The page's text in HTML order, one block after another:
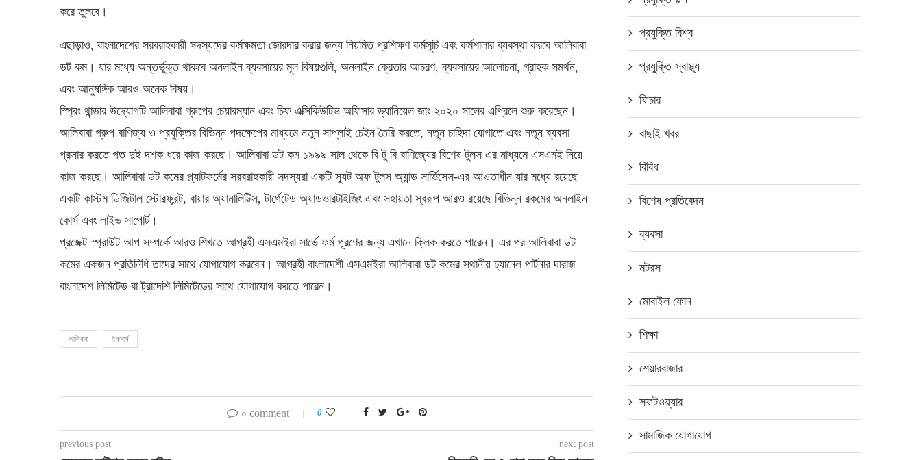
করে তুলবে।
এছাড়াও, বাংলাদেশের সরবরাহকারী সদস্যদের কর্মক্ষমতা জোরদার করার জন্য নিয়মিত প্রশিক্ষণ কর্মসূচি এবং কর্মশালার ব্যবস্থা করবে আলিবাবা
ডট কম। যার মধ্যে অন্তর্ভুক্ত থাকবে অনলাইন ব্যবসায়ের মূল বিষয়গুলি, অনলাইন ক্রেতার আচরণ, ব্যবসায়ের আলোচনা, গ্রাহক সমর্থন,
এবং আনুষঙ্গিক আরও অনেক বিষয়।
স্প্রিং থান্ডার উদ্যোগটি আলিবাবা গ্রুপের চেয়ারম্যান এবং চিফ এক্সিকিউটিভ অফিসার ড্যানিয়েল জাং ২০২০ সালের এপ্রিলে শুরু করেছেন।
আলিবাবা গ্রুপ বাণিজ্য ও প্রযুক্তির বিভিন্ন পদক্ষেপের মাধ্যমে নতুন সাপ্লাই চেইন তৈরি করতে, নতুন চাহিদা যোগাতে এবং নতুন ব্যবসা
প্রসার করতে গত দুই দশক ধরে কাজ করছে। আলিবাবা ডট কম ১৯৯৯ সাল থেকে বি টু বি বাণিজ্যের বিশেষ টুলস এর মাধ্যমে এসএমই নিয়ে
কাজ করছে। আলিবাবা ডট কমের প্ল্যাটফর্মের সরবরাহকারী সদস্যরা একটি স্যুট অফ টুলস অ্যান্ড সার্ভিসেস-এর আওতাধীন যার মধ্যে রয়েছে
একটি কাস্টম ডিজিটাল স্টোরফ্রন্ট, বায়ার অ্যানালিটিক্স, টার্গেটেড অ্যাডভারটাইজিং এবং সহায়তা স্বরূপ আরও রয়েছে বিভিন্ন রকমের অনলাইন
কোর্স এবং লাইভ সাপোর্ট।
প্রজেক্ট স্প্রাউট আপ সম্পর্কে আরও শিখতে আগ্রহী এসএমইরা সার্ভে ফর্ম পূরণের জন্য এখানে ক্লিক করতে পারেন। এর পর আলিবাবা ডট
কমের একজন প্রতিনিধি তাদের সাথে যোগাযোগ করবেন। আগ্রহী বাংলাদেশী এসএমইরা আলিবাবা ডট কমের স্থানীয় চ্যানেল পার্টনার দারাজ
বাংলাদেশ লিমিটেড বা ট্রাদেশি লিমিটেডের সাথে যোগাযোগ করতে পারেন।
আলিবাবা ইকমার্স
০ comment 0
previous post next post
প্রযুক্তি বিশ্ব
প্রযুক্তি স্বাস্থ্য
ফিচার
বাছাই খবর
বিবিধ
বিশেষ প্রতিবেদন
ব্যবসা
মটরস
মোবাইল ফোন
শিক্ষা
শেয়ারবাজার
সফটওয়্যার
সামাজিক যোগাযোগ